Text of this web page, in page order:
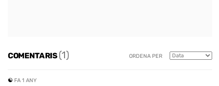
COMENTARIS(1) ORDENA PER
☯️ FA 1 ANY